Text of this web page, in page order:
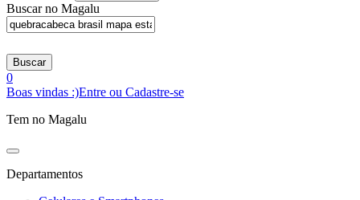
Buscar no Magalu
Buscar
0
Boas vindas :)Entre ou Cadastre-se
Tem no Magalu
Departamentos